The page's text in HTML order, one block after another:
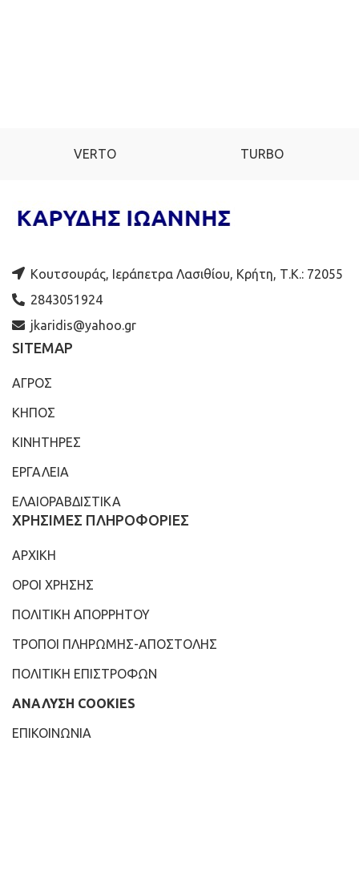
VERTO TURBO
Κουτσουράς, Ιεράπετρα Λασιθίου, Κρήτη, Τ.Κ.: 72055
2843051924
jkaridis@yahoo.gr
SITEMAP
ΑΓΡΟΣ
ΚΗΠΟΣ
ΚΙΝΗΤΗΡΕΣ
ΕΡΓΑΛΕΙΑ
ΕΛΑΙΟΡΑΒΔΙΣΤΙΚΑ
ΧΡΗΣΙΜΕΣ ΠΛΗΡΟΦΟΡΙΕΣ
ΑΡΧΙΚΗ
ΟΡΟΙ ΧΡΗΣΗΣ
ΠΟΛΙΤΙΚΗ ΑΠΟΡΡΗΤΟΥ
ΤΡΟΠΟΙ ΠΛΗΡΩΜΗΣ-ΑΠΟΣΤΟΛΗΣ
ΠΟΛΙΤΙΚΗ ΕΠΙΣΤΡΟΦΩΝ
ΑΝΑΛΥΣΗ COOKIES
ΕΠΙΚΟΙΝΩΝΙΑ